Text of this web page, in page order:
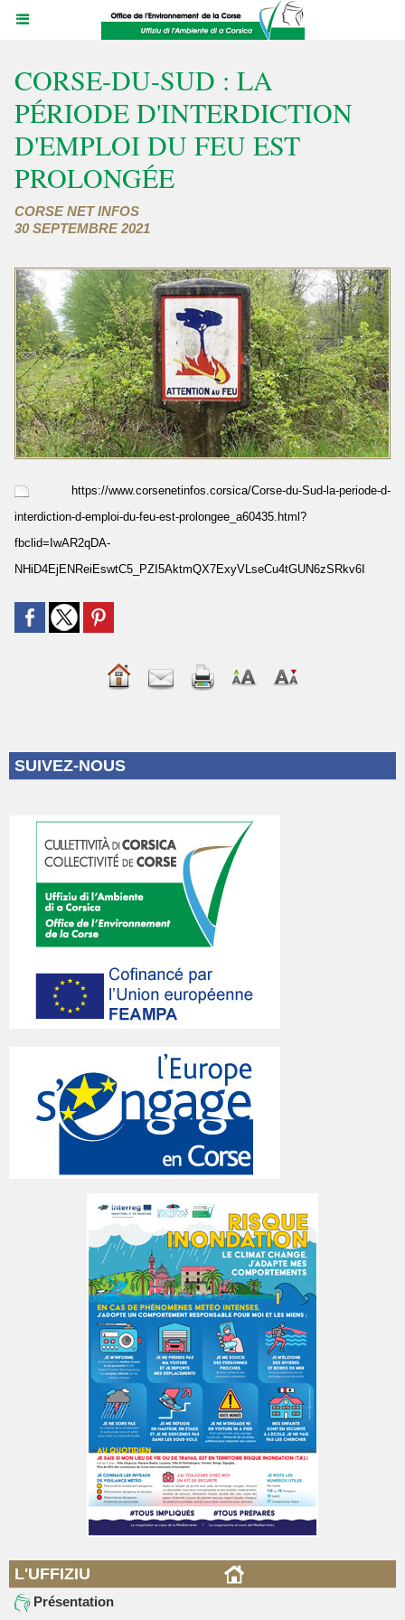
CORSE-DU-SUD : LA
PÉRIODE D'INTERDICTION
D'EMPLOI DU FEU EST
PROLONGÉE
CORSE NET INFOS
30 SEPTEMBRE 2021
https://www.corsenetinfos.corsica/Corse-du-Sud-la-periode-d-
interdiction-d-emploi-du-feu-est-prolongee_a60435.html?
fbclid=IwAR2qDA-
NHiD4EjENReiEswtC5_PZI5AktmQX7ExyVLseCu4tGUN6zSRkv6I
SUIVEZ-NOUS
L'UFFIZIU
Présentation